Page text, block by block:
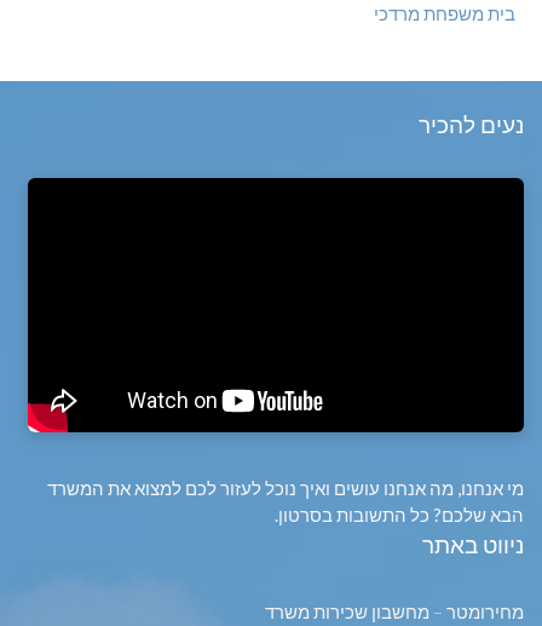
בית משפחת מרדכי
נעים להכיר
מי אנחנו, מה אנחנו עושים ואיך נוכל לעזור לכם למצוא את המשרד
הבא שלכם? כל התשובות בסרטון.
ניווט באתר
מחירומטר – מחשבון שכירות משרד